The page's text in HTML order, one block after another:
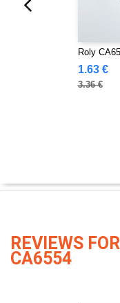
Roly
1.63 €
3.36 €
REVIEWS
CA6554